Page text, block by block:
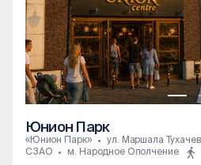
Юнион Парк
«Юнион Парк»
ул. Маршала
СЗАО
м. Народное Ополчение